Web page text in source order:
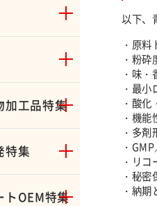
加工品特集
特集
トOEM特集
以下、
・原
・粉
・味
・最
・酸
・機
・多
・
・リ
・秘
・納